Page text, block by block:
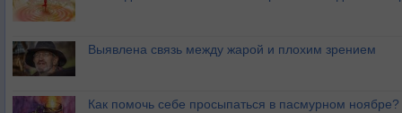
Выявлена связь между жарой и плохим зрением
Как помочь себе просыпаться в пасмурном ноябре?